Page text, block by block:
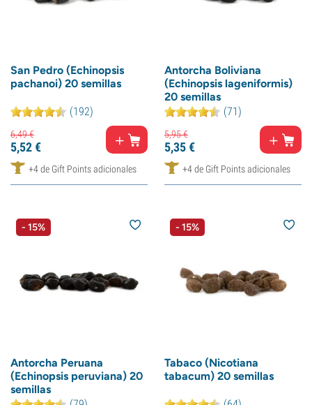
San Pedro (Echinopsis
pachanoi) 20 semillas
(192)
6,49€
5,52€
+4 de Gift Points adicionales
Antorcha Boliviana
(Echinopsis lageniformis)
20 semillas
(71)
5,95€
5,35€
+4 de Gift Points adicionales
- 15%
Antorcha Peruana
(Echinopsis peruviana) 20
semillas
- 15%
Tabaco (Nicotiana
tabacum) 20 semillas